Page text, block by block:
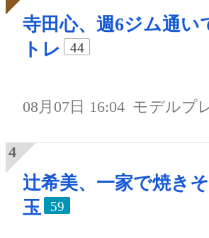
寺田心、週6ジム通い
トレ
44
08月07日 16:04 モデルプ
辻希美、一家で焼き
玉
59